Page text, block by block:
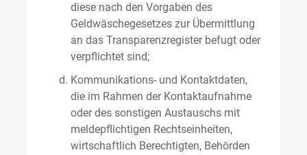
diese nach den Vorgaben des
Geldwäschegesetzes zur Übermittlung
an das Transparenzregister befugt oder
verpflichtet sind;
Kommunikations- und Kontaktdaten,
die im Rahmen der Kontaktaufnahme
oder des sonstigen Austauschs mit
meldepflichtigen Rechtseinheiten,
wirtschaftlich Berechtigten, Behörden